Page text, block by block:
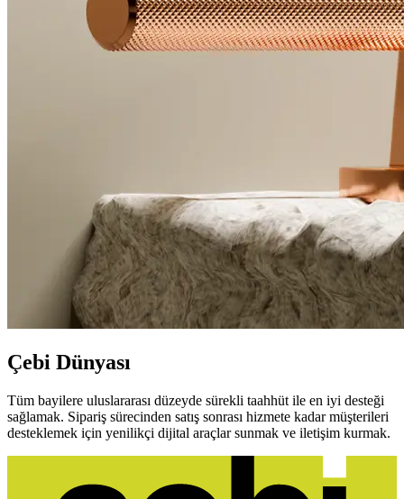
Çebi Dünyası
Tüm bayilere uluslararası düzeyde sürekli taahhüt ile en iyi desteği
sağlamak. Sipariş sürecinden satış sonrası hizmete kadar müşterileri
desteklemek için yenilikçi dijital araçlar sunmak ve iletişim kurmak.